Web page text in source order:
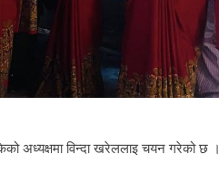
अध्यक्षमा विन्दा खरेललाइ चयन गरेको छ ।